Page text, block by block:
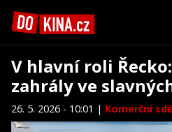
V hlavní roli
zahrály ve
26. 5. 2026 - 10:01 | Komerční